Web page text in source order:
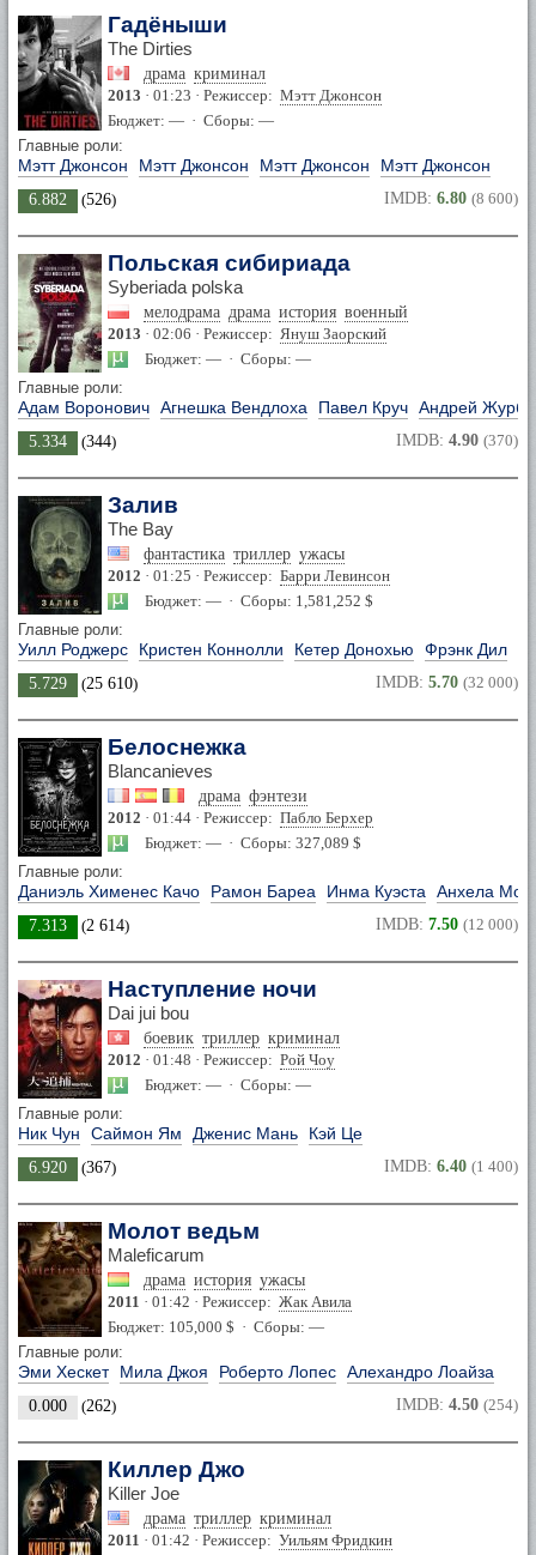
Гадёныши
The Dirties
драма криминал
2013 · 01:23 · Режиссер: Мэтт Джонсон
Бюджет: — · Сборы: —
Главные роли:
Мэтт Джонсон Мэтт Джонсон Мэтт Джонсон Мэтт Джонсон
6.882 (526) IMDB: 6.80 (8 600)
Польская сибириада
Syberiada polska
мелодрама драма история военный
2013 · 02:06 · Режиссер: Януш Заорский
Бюджет: — · Сборы: —
Главные роли:
Адам Воронович Агнешка Вендлоха Павел Круч Андрей Журба
5.334 (344) IMDB: 4.90 (370)
Залив
The Bay
фантастика триллер ужасы
2012 · 01:25 · Режиссер: Барри Левинсон
Бюджет: — · Сборы: 1,581,252 $
Главные роли:
Уилл Роджерс Кристен Коннолли Кетер Донохью Фрэнк Дил
5.729 (25 610) IMDB: 5.70 (32 000)
Белоснежка
Blancanieves
драма фэнтези
2012 · 01:44 · Режиссер: Пабло Берхер
Бюджет: — · Сборы: 327,089 $
Главные роли:
Даниэль Хименес Качо Рамон Бареа Инма Куэста Анхела
7.313 (2 614) IMDB: 7.50 (12 000)
Наступление ночи
Dai jui bou
боевик триллер криминал
2012 · 01:48 · Режиссер: Рой Чоу
Бюджет: — · Сборы: —
Главные роли:
Ник Чун Саймон Ям Дженис Мань Кэй Це
6.920 (367) IMDB: 6.40 (1 400)
Молот ведьм
Maleficarum
драма история ужасы
2011 · 01:42 · Режиссер: Жак Авила
Бюджет: 105,000 $ · Сборы: —
Главные роли:
Эми Хескет Мила Джоя Роберто Лопес Алехандро Лоайза
0.000 (262) IMDB: 4.50 (254)
Киллер Джо
Killer Joe
драма триллер криминал
2011 · 01:42 · Режиссер: Уильям Фридкин